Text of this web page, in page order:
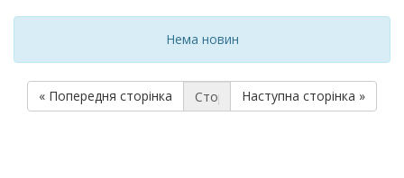
Нема новин
« Попередня сторінка Наступна сторінка »